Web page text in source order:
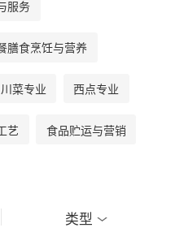
服务
膳食烹饪与营养
川菜专业 西点专业
艺 食品贮运与营销
类型